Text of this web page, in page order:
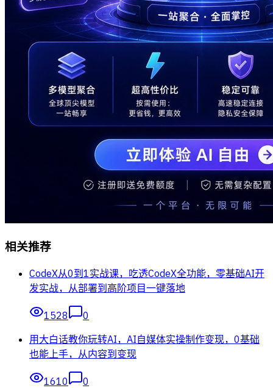
相关推荐
CodeX从0到1实战课，吃透CodeX全功能，零基础AI开
发实战，从部署到高阶项目一键落地
1528
0
用大白话教你玩转AI，AI自媒体实操制作变现，0基础
也能上手，从内容到变现
1610
0